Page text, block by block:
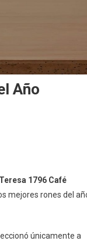
Año
1796 Café
mejores rones del
únicamente a